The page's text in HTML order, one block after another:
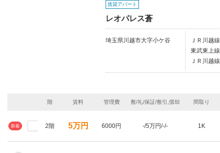
賃貸アパート
レオパレス蒼
埼玉県川越市大字小ケ谷
ＪＲ川越
東武東上
ＪＲ川越
階 賃料 管理費 敷/礼/保証/敷引,償却 間取り
新着 2階 5万円 6000円 -/5万円/-/- 1K